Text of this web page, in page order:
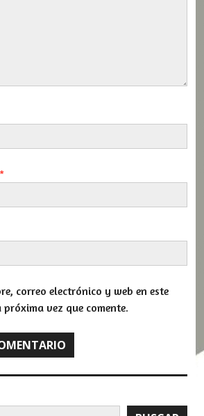
*
correo electrónico y web en este
vez que comente.